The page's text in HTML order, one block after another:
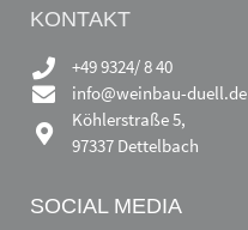
KONTAKT
+49 9324/ 8 40
info@weinbau-duell.de
Köhlerstraße 5,
97337 Dettelbach
SOCIAL MEDIA